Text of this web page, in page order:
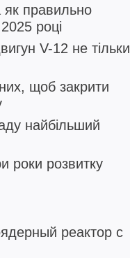
як правильно
році
V-12 не тільки
щоб закрити
найбільший
роки розвитку
реактор с